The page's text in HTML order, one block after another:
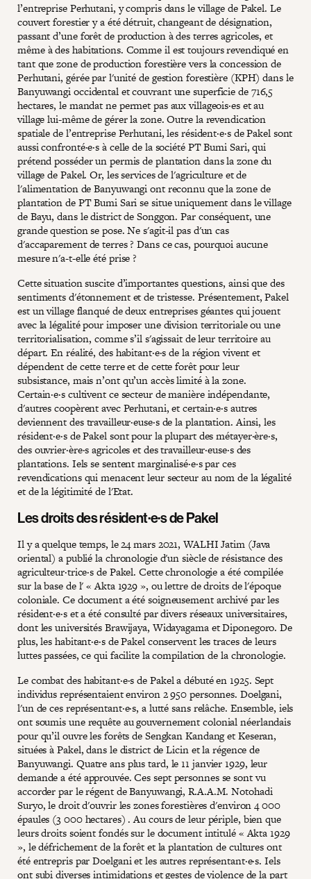
l’entreprise Perhutani, y compris dans le village de Pakel. Le
couvert forestier y a été détruit, changeant de désignation,
passant d’une forêt de production à des terres agricoles, et
même à des habitations. Comme il est toujours revendiqué en
tant que zone de production forestière vers la concession de
Perhutani, gérée par l'unité de gestion forestière (KPH) dans le
Banyuwangi occidental et couvrant une superficie de 716,5
hectares, le mandat ne permet pas aux villageois·es et au
village lui-même de gérer la zone. Outre la revendication
spatiale de l’entreprise Perhutani, les résident·e·s de Pakel sont
aussi confronté·e·s à celle de la société PT Bumi Sari, qui
prétend posséder un permis de plantation dans la zone du
village de Pakel. Or, les services de l'agriculture et de
l'alimentation de Banyuwangi ont reconnu que la zone de
plantation de PT Bumi Sari se situe uniquement dans le village
de Bayu, dans le district de Songgon. Par conséquent, une
grande question se pose. Ne s'agit-il pas d'un cas
d'accaparement de terres ? Dans ce cas, pourquoi aucune
mesure n'a-t-elle été prise ?
Cette situation suscite d’importantes questions, ainsi que des
sentiments d'étonnement et de tristesse. Présentement, Pakel
est un village flanqué de deux entreprises géantes qui jouent
avec la légalité pour imposer une division territoriale ou une
territorialisation, comme s’il s'agissait de leur territoire au
départ. En réalité, des habitant·e·s de la région vivent et
dépendent de cette terre et de cette forêt pour leur
subsistance, mais n’ont qu’un accès limité à la zone.
Certain·e·s cultivent ce secteur de manière indépendante,
d'autres coopèrent avec Perhutani, et certain·e·s autres
deviennent des travailleur·euse·s de la plantation. Ainsi, les
résident·e·s de Pakel sont pour la plupart des métayer·ère·s,
des ouvrier·ère·s agricoles et des travailleur·euse·s des
plantations. Iels se sentent marginalisé·e·s par ces
revendications qui menacent leur secteur au nom de la légalité
et de la légitimité de l'Etat.
Les droits des résident·e·s de Pakel
Il y a quelque temps, le 24 mars 2021, WALHI Jatim (Java
oriental) a publié la chronologie d'un siècle de résistance des
agriculteur·trice·s de Pakel. Cette chronologie a été compilée
sur la base de l' « Akta 1929 », ou lettre de droits de l'époque
coloniale. Ce document a été soigneusement archivé par les
résident·e·s et a été consulté par divers réseaux universitaires,
dont les universités Brawijaya, Widayagama et Diponegoro. De
plus, les habitant·e·s de Pakel conservent les traces de leurs
luttes passées, ce qui facilite la compilation de la chronologie.
Le combat des habitant·e·s de Pakel a débuté en 1925. Sept
individus représentaient environ 2 950 personnes. Doelgani,
l'un de ces représentant·e·s, a lutté sans relâche. Ensemble, iels
ont soumis une requête au gouvernement colonial néerlandais
pour qu’il ouvre les forêts de Sengkan Kandang et Keseran,
situées à Pakel, dans le district de Licin et la régence de
Banyuwangi. Quatre ans plus tard, le 11 janvier 1929, leur
demande a été approuvée. Ces sept personnes se sont vu
accorder par le régent de Banyuwangi, R.A.A.M. Notohadi
Suryo, le droit d'ouvrir les zones forestières d'environ 4 000
épaules (3 000 hectares) . Au cours de leur périple, bien que
leurs droits soient fondés sur le document intitulé « Akta 1929
», le défrichement de la forêt et la plantation de cultures ont
été entrepris par Doelgani et les autres représentant·e·s. Iels
ont subi diverses intimidations et gestes de violence de la part